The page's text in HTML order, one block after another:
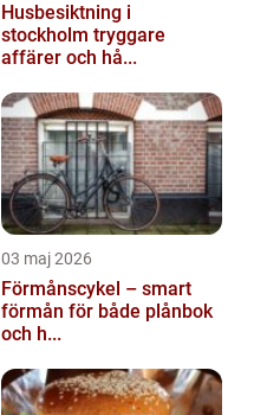
Husbesiktning i
stockholm tryggare
affärer och hå...
03 maj 2026
Förmånscykel – smart
förmån för både plånbok
och h...